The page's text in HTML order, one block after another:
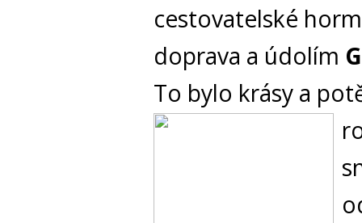
cestovatelské
doprava a údolím
To bylo krásy a